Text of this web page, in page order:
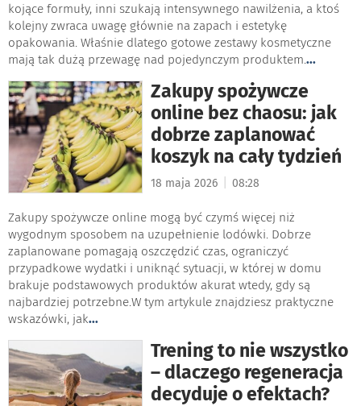
kojące formuły, inni szukają intensywnego nawilżenia, a ktoś
kolejny zwraca uwagę głównie na zapach i estetykę
opakowania. Właśnie dlatego gotowe zestawy kosmetyczne
mają tak dużą przewagę nad pojedynczym produktem....
Zakupy spożywcze
online bez chaosu: jak
dobrze zaplanować
koszyk na cały tydzień
18 maja 2026 08:28
Zakupy spożywcze online mogą być czymś więcej niż
wygodnym sposobem na uzupełnienie lodówki. Dobrze
zaplanowane pomagają oszczędzić czas, ograniczyć
przypadkowe wydatki i uniknąć sytuacji, w której w domu
brakuje podstawowych produktów akurat wtedy, gdy są
najbardziej potrzebne.W tym artykule znajdziesz praktyczne
wskazówki, jak...
Trening to nie wszystko
– dlaczego regeneracja
decyduje o efektach?